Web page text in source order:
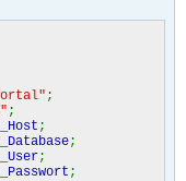
;
;
;
;
;
;